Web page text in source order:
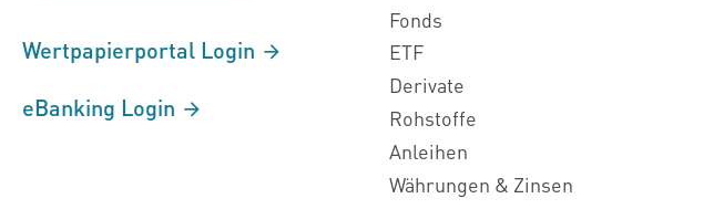
Wertpapierportal Login
eBanking Login
Fonds
ETF
Derivate
Rohstoffe
Anleihen
Währungen & Zinsen